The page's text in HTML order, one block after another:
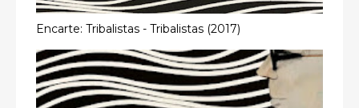
Encarte: Tribalistas - Tribalistas (2017)